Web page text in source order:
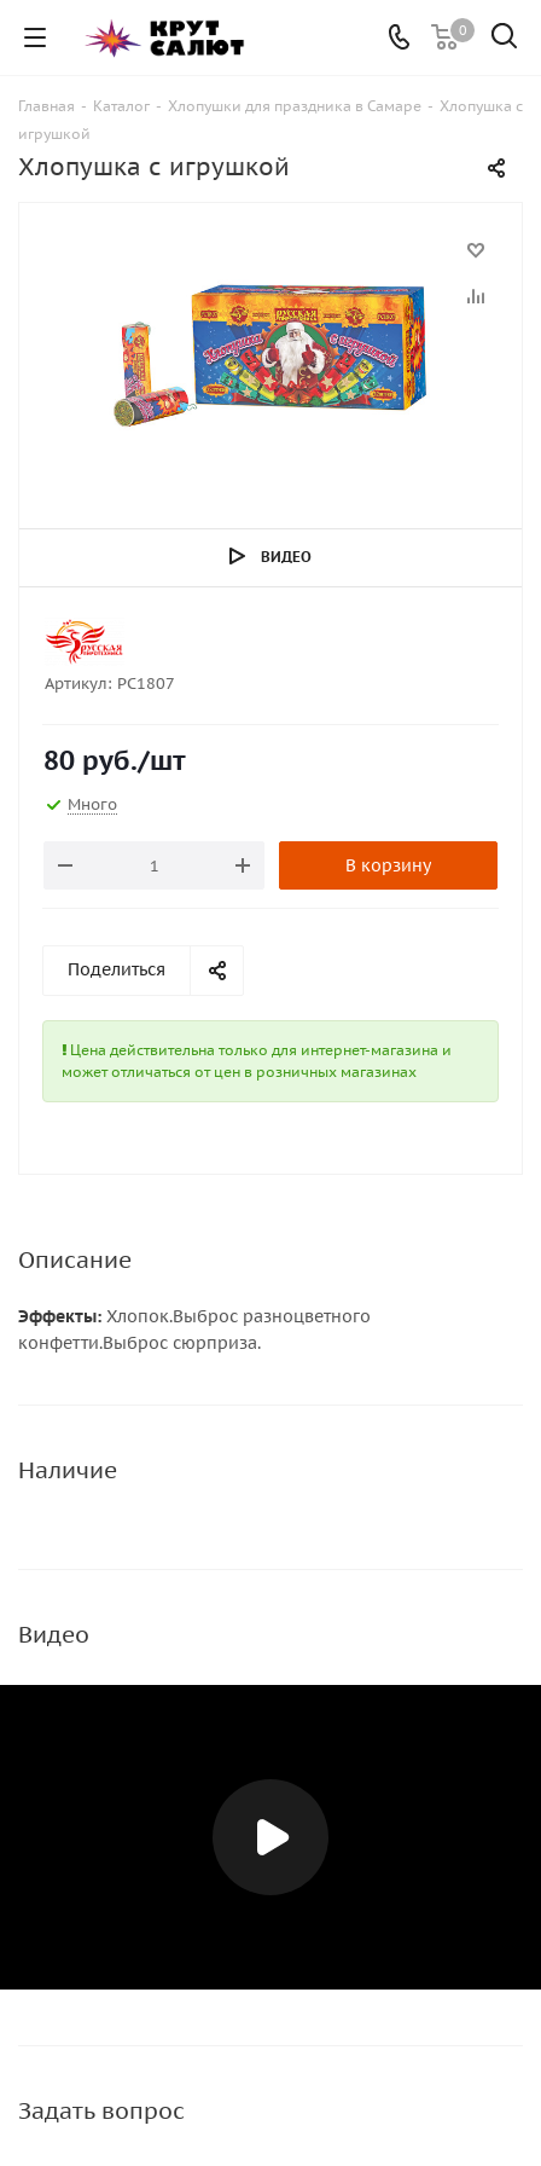
0
Главная - Каталог - Хлопушки для праздника в Самаре - Хлопушка с
игрушкой
Хлопушка с игрушкой
ВИДЕО
Артикул: РС1807
80 руб./шт
Много
В корзину
Поделиться
Цена действительна только для интернет-магазина и
может отличаться от цен в розничных магазинах
Описание
Эффекты: Хлопок.Выброс разноцветного
конфетти.Выброс сюрприза.
Наличие
Видео
Задать вопрос